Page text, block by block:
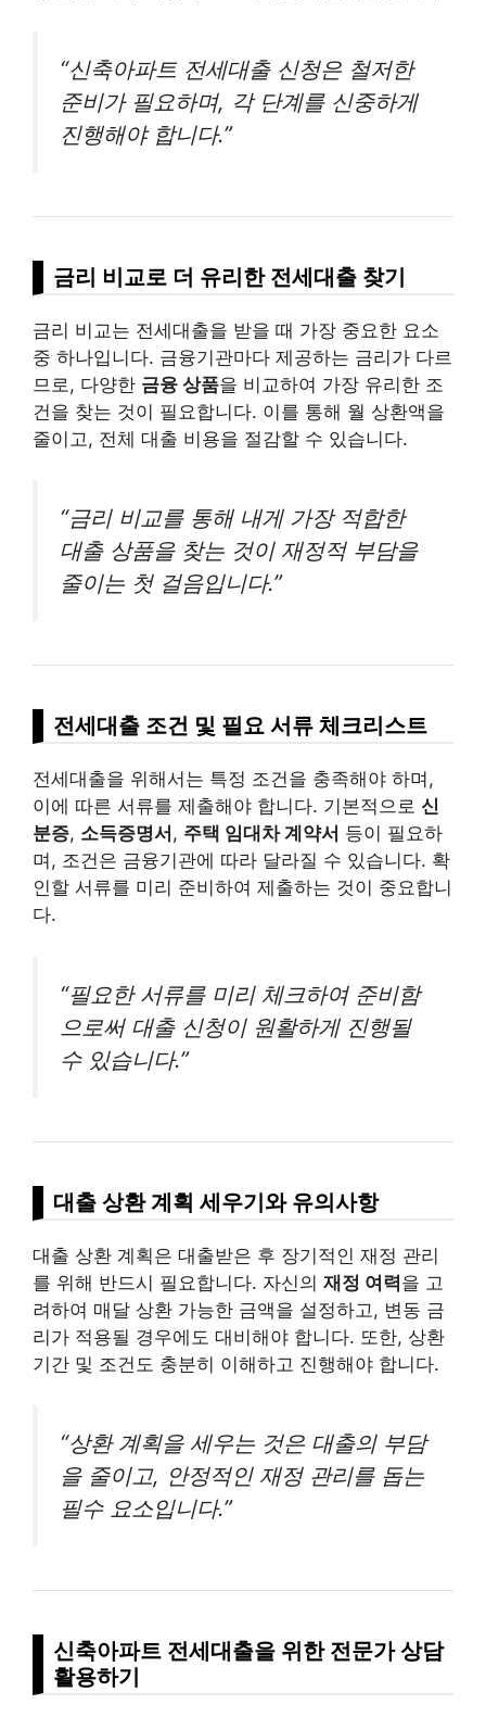
“신축아파트 전세대출 신청은 철저한
준비가 필요하며, 각 단계를 신중하게
진행해야 합니다.”
금리 비교로 더 유리한 전세대출 찾기
금리 비교는 전세대출을 받을 때 가장 중요한 요소
중 하나입니다. 금융기관마다 제공하는 금리가 다르
므로, 다양한 금융 상품을 비교하여 가장 유리한 조
건을 찾는 것이 필요합니다. 이를 통해 월 상환액을
줄이고, 전체 대출 비용을 절감할 수 있습니다.
“금리 비교를 통해 내게 가장 적합한
대출 상품을 찾는 것이 재정적 부담을
줄이는 첫 걸음입니다.”
전세대출 조건 및 필요 서류 체크리스트
전세대출을 위해서는 특정 조건을 충족해야 하며,
이에 따른 서류를 제출해야 합니다. 기본적으로 신
분증, 소득증명서 , 주택 임대차 계약서 등이 필요하
며, 조건은 금융기관에 따라 달라질 수 있습니다. 확
인할 서류를 미리 준비하여 제출하는 것이 중요합니
다.
“필요한 서류를 미리 체크하여 준비함
으로써 대출 신청이 원활하게 진행될
수 있습니다.”
대출 상환 계획 세우기와 유의사항
대출 상환 계획은 대출받은 후 장기적인 재정 관리
를 위해 반드시 필요합니다. 자신의 재정 여력을 고
려하여 매달 상환 가능한 금액을 설정하고, 변동 금
리가 적용될 경우에도 대비해야 합니다. 또한, 상환
기간 및 조건도 충분히 이해하고 진행해야 합니다.
“상환 계획을 세우는 것은 대출의 부담
을 줄이고, 안정적인 재정 관리를 돕는
필수 요소입니다.”
신축아파트 전세대출을 위한 전문가 상담
활용하기